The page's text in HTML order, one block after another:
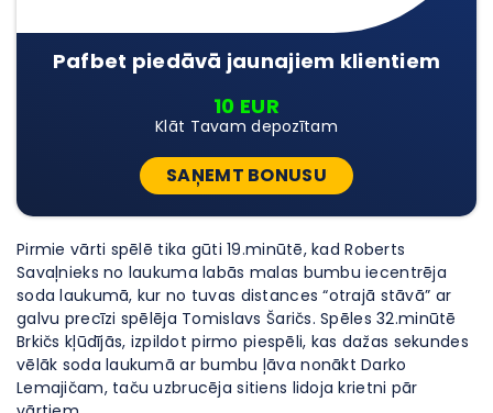
Pafbet piedāvā jaunajiem klientiem
10 EUR
Klāt Tavam depozītam
SAŅEMT BONUSU
Pirmie vārti spēlē tika gūti 19.minūtē, kad Roberts
Savaļnieks no laukuma labās malas bumbu iecentrēja
soda laukumā, kur no tuvas distances “otrajā stāvā” ar
galvu precīzi spēlēja Tomislavs Šaričs. Spēles 32.minūtē
Brkičs kļūdījās, izpildot pirmo piespēli, kas dažas sekundes
vēlāk soda laukumā ar bumbu ļāva nonākt Darko
Lemajičam, taču uzbrucēja sitiens lidoja krietni pār